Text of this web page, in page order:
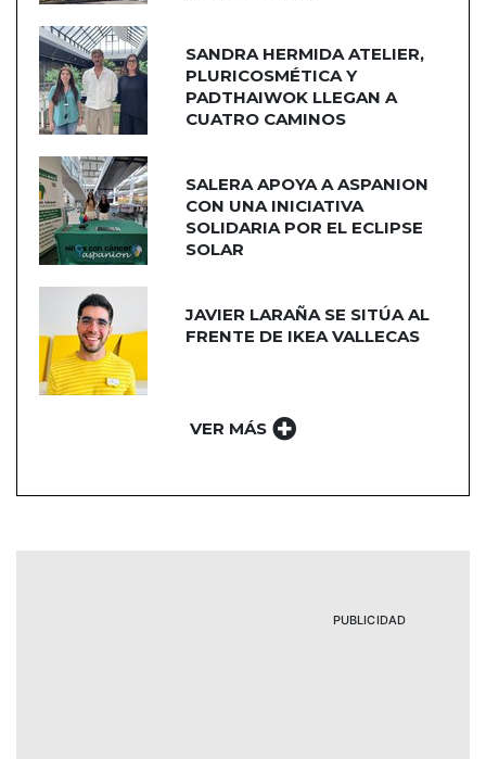
SANDRA HERMIDA ATELIER,
PLURICOSMÉTICA Y
PADTHAIWOK LLEGAN A
CUATRO CAMINOS
SALERA APOYA A ASPANION
CON UNA INICIATIVA
SOLIDARIA POR EL ECLIPSE
SOLAR
JAVIER LARAÑA SE SITÚA AL
FRENTE DE IKEA VALLECAS
VER MÁS
PUBLICIDAD